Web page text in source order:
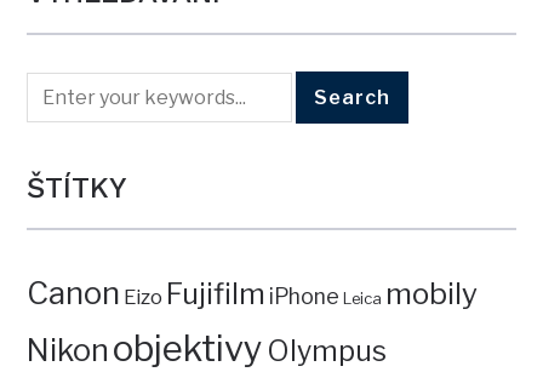
ŠTÍTKY
Canon Eizo Fujifilm iPhone Leica mobily
Nikon objektivy Olympus